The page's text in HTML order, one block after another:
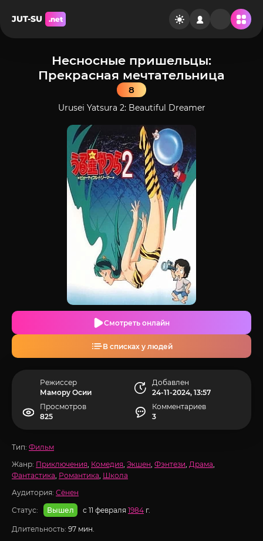
JUT-SU .net
Несносные пришельцы:
Прекрасная мечтательница
8
Urusei Yatsura 2: Beautiful Dreamer
Смотреть онлайн
В списках у людей
Режиссер
Мамору Осии
Добавлен
24-11-2024, 13:57
Просмотров
825
Комментариев
3
Тип: Фильм
Жанр: Приключения, Комедия, Экшен, Фэнтези, Драма,
Фантастика, Романтика, Школа
Аудитория: Сёнен
Статус:
Вышел с 11 февраля 1984 г.
Длительность: 97 мин.